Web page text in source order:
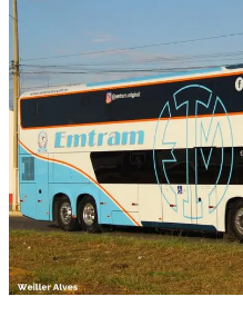
aqui
o
seu
e-
mail